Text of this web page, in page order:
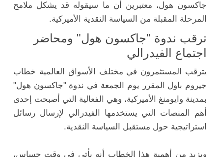
جاكسون هول، معتبرين أن ما سيقوله قد يشكل ملامح
المرحلة المقبلة من السياسة النقدية الأميركية.
ترقب ندوة "جاكسون هول" ومحاضر
اجتماع الفيدرالي
يترقب المستثمرون في مختلف الأسواق العالمية خطاب
جيروم باول المقرر يوم الجمعة في ندوة "جاكسون هول"
بمدينة وايومنغ الأميركية، وهي الفعالية التي أصبحت إحدى
أهم المنصات التي يستخدمها الفيدرالي لإرسال رسائل
استراتيجية حول مستقبل السياسة النقدية.
ويزيد من أهمية هذا الخطاب أنه يأتي في وقت حساس،